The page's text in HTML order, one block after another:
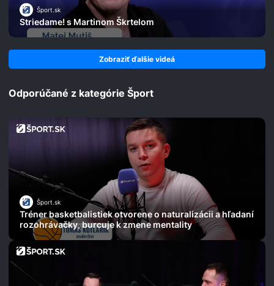
Šport.sk
Striedame! s Martinom Škrtelom
Zobraziť ďalšie videá
Odporúčané z kategórie Šport
Šport.sk
Tréner basketbalistiek otvorene o naturalizácii a hľadaní
rozohrávačky, burcuje k zmene mentality